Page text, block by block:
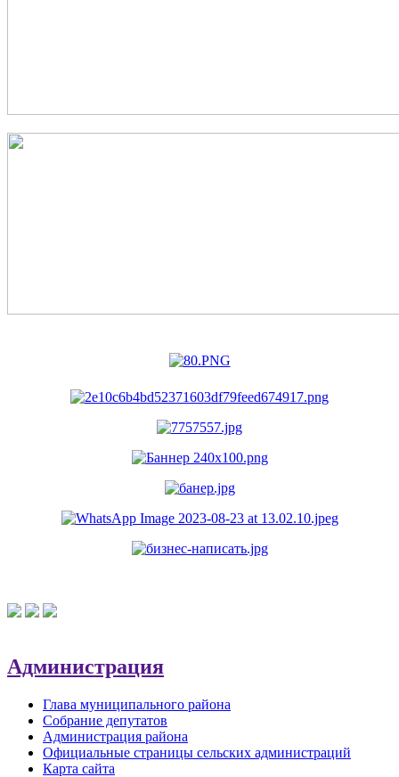
Администрация
Глава муниципального района
Собрание депутатов
Администрация района
Официальные страницы сельских администраций
Карта сайта